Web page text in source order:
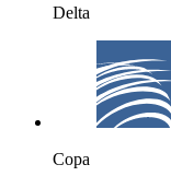
Delta
Copa